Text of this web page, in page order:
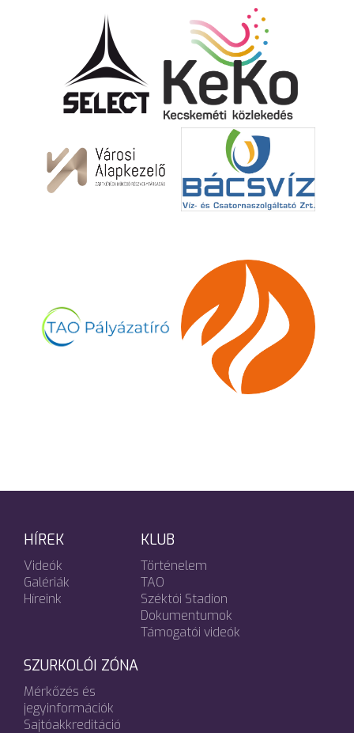
HÍREK
Videók
Galériák
Híreink
KLUB
Történelem
TAO
Széktói Stadion
Dokumentumok
Támogatói videók
SZURKOLÓI ZÓNA
Mérkőzés és
jegyinformációk
Sajtóakkreditáció